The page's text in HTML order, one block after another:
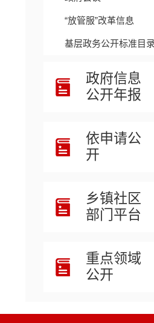
“放管服”改革信息
基层政务公开标准目录
政府信息
公开年报
依申请公
开
乡镇社区
部门平台
重点领域
公开